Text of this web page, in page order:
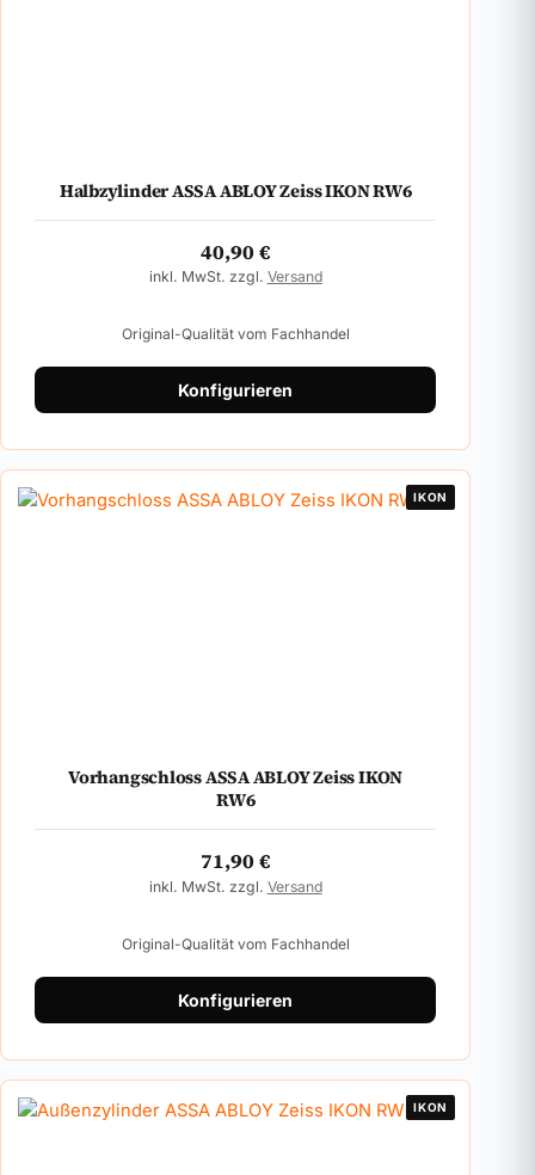
Halbzylinder ASSA ABLOY Zeiss IKON RW6
40,90€
inkl. MwSt. zzgl. Versand
Original-Qualität vom Fachhandel
Konfigurieren
IKON
Vorhangschloss ASSA ABLOY Zeiss IKON
RW6
71,90€
inkl. MwSt. zzgl. Versand
Original-Qualität vom Fachhandel
Konfigurieren
IKON